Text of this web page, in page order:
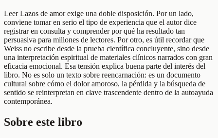
Leer Lazos de amor exige una doble disposición. Por un lado,
conviene tomar en serio el tipo de experiencia que el autor dice
registrar en consulta y comprender por qué ha resultado tan
persuasiva para millones de lectores. Por otro, es útil recordar que
Weiss no escribe desde la prueba científica concluyente, sino desde
una interpretación espiritual de materiales clínicos narrados con gran
eficacia emocional. Esa tensión explica buena parte del interés del
libro. No es solo un texto sobre reencarnación: es un documento
cultural sobre cómo el dolor amoroso, la pérdida y la búsqueda de
sentido se reinterpretan en clave trascendente dentro de la autoayuda
contemporánea.
Sobre este libro